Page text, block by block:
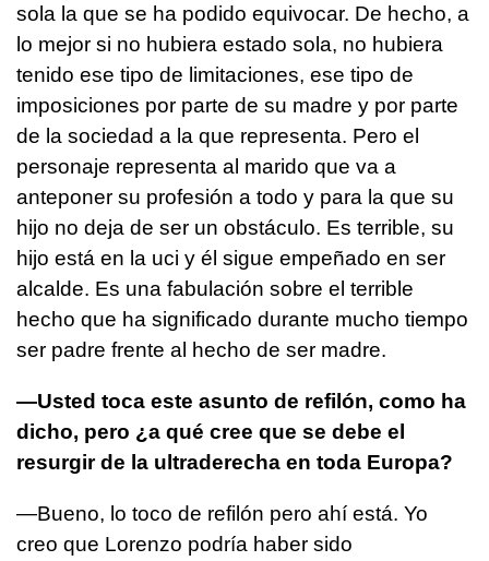
sola la que se ha podido equivocar. De hecho, a
lo mejor si no hubiera estado sola, no hubiera
tenido ese tipo de limitaciones, ese tipo de
imposiciones por parte de su madre y por parte
de la sociedad a la que representa. Pero el
personaje representa al marido que va a
anteponer su profesión a todo y para la que su
hijo no deja de ser un obstáculo. Es terrible, su
hijo está en la uci y él sigue empeñado en ser
alcalde. Es una fabulación sobre el terrible
hecho que ha significado durante mucho tiempo
ser padre frente al hecho de ser madre.
—Usted toca este asunto de refilón, como ha
dicho, pero ¿a qué cree que se debe el
resurgir de la ultraderecha en toda Europa?
—Bueno, lo toco de refilón pero ahí está. Yo
creo que Lorenzo podría haber sido